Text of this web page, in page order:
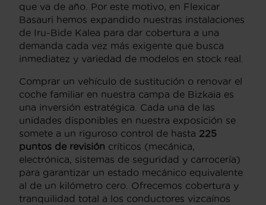
que va de año. Por este motivo, en Flexicar
Basauri hemos expandido nuestras instalaciones
de Iru-Bide Kalea para dar cobertura a una
demanda cada vez más exigente que busca
inmediatez y variedad de modelos en stock real.
Comprar un vehículo de sustitución o renovar el
coche familiar en nuestra campa de Bizkaia es
una inversión estratégica. Cada una de las
unidades disponibles en nuestra exposición se
somete a un riguroso control de hasta 225
puntos de revisión críticos (mecánica,
electrónica, sistemas de seguridad y carrocería)
para garantizar un estado mecánico equivalente
al de un kilómetro cero. Ofrecemos cobertura y
tranquilidad total a los conductores vizcaínos